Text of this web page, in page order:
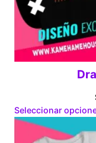
Seleccionar